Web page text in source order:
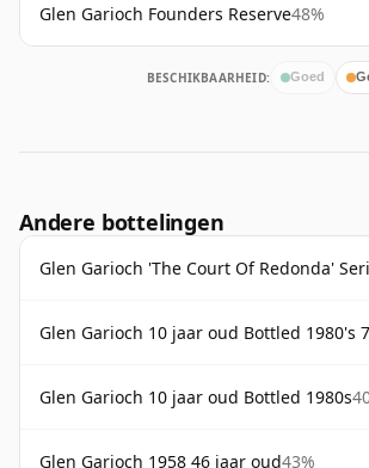
Glen Garioch Founders Reserve48%
BESCHIKBAARHEID: Goed
Andere bottelingen
Glen Garioch 'The Court Of Redonda'
Glen Garioch 10 jaar oud Bottled 1980's
Glen Garioch 10 jaar oud Bottled 1980s
Glen Garioch 1958 46 jaar oud43%